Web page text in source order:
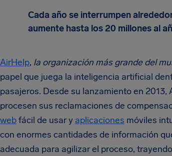
Cada año se interrumpen
aumente hasta los 20 millones al
AirHelp, la organización más grande del
papel que juega la inteligencia artificial
pasajeros. Desde su lanzamiento en 2013,
procesen sus reclamaciones de
webfácil de usar y aplicaciones móviles
con enormes cantidades de información
adecuada para agilizar el proceso,